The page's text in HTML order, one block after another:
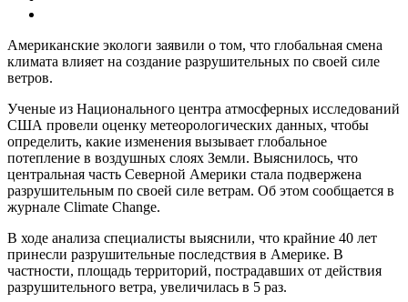
Американские экологи заявили о том, что глобальная смена
климата влияет на создание разрушительных по своей силе
ветров.
Ученые из Национального центра атмосферных исследований
США провели оценку метеорологических данных, чтобы
определить, какие изменения вызывает глобальное
потепление в воздушных слоях Земли. Выяснилось, что
центральная часть Северной Америки стала подвержена
разрушительным по своей силе ветрам. Об этом сообщается в
журнале Climate Change.
В ходе анализа специалисты выяснили, что крайние 40 лет
принесли разрушительные последствия в Америке. В
частности, площадь территорий, пострадавших от действия
разрушительного ветра, увеличилась в 5 раз.